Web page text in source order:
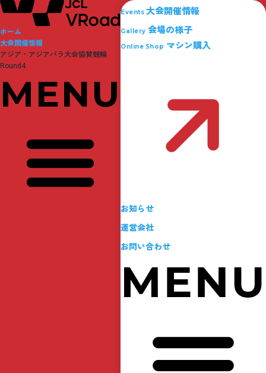
ホーム
大会開催情報
アジア・アジアパラ大会協賛競輪
Round4
Events 大会開催情報
Gallery 会場の様子
Online Shop マシン購入
お知らせ
運営会社
お問い合わせ